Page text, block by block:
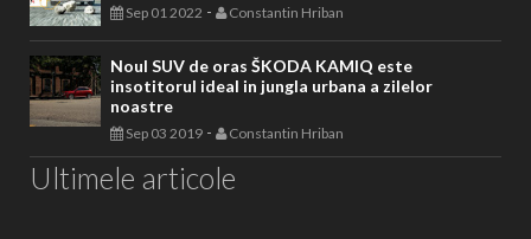
Sep 01 2022 - Constantin Hriban
Noul SUV de oras ŠKODA KAMIQ este
insotitorul ideal in jungla urbana a zilelor
noastre
Sep 03 2019 - Constantin Hriban
Ultimele articole